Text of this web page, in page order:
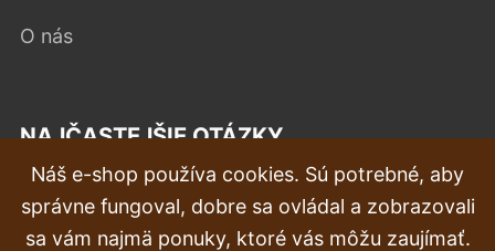
O nás
NAJČASTEJŠIE OTÁZKY
Reklamácia
Doprava a doručenie
Náš e-shop používa cookies. Sú potrebné, aby
správne fungoval, dobre sa ovládal a zobrazovali
sa vám najmä ponuky, ktoré vás môžu zaujímať.